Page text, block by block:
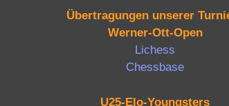
Übertragungen unserer
Werner-Ott-Open
Lichess
Chessbase
U25-Elo-Youngsters